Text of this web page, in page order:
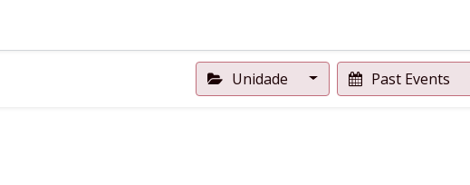
Unidade Past Events